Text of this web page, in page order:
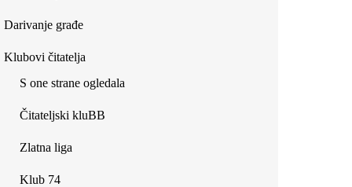
Darivanje građe
Klubovi čitatelja
S one strane ogledala
Čitateljski kluBB
Zlatna liga
Klub 74